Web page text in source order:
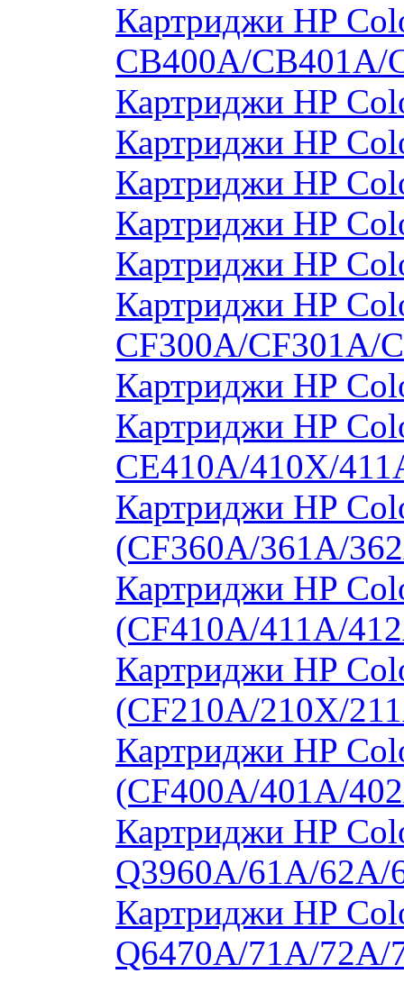
Картриджи HP
CB400A/CB401A/
Картриджи HP
Картриджи HP
Картриджи HP
Картриджи HP
Картриджи HP
Картриджи HP
CF300A/CF301A/
Картриджи HP
Картриджи HP
CE410A/410X/
Картриджи HP
(CF360A/361A/
Картриджи HP
(CF410A/411A/
Картриджи HP
(CF210A/210X/
Картриджи HP
(CF400A/401A/
Картриджи HP
Q3960A/61A/
Картриджи HP
Q6470A/71A/